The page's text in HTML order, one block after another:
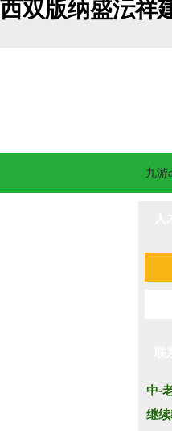
西双版纳盛沄祥
九游
中-
继